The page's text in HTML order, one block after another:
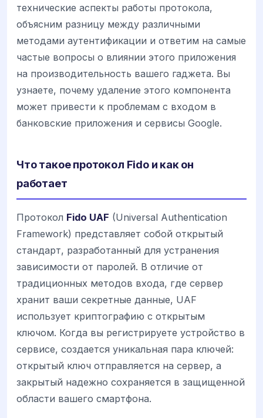
технические аспекты работы протокола,
объясним разницу между различными
методами аутентификации и ответим на самые
частые вопросы о влиянии этого приложения
на производительность вашего гаджета. Вы
узнаете, почему удаление этого компонента
может привести к проблемам с входом в
банковские приложения и сервисы Google.
Что такое протокол Fido и как он
работает
Протокол Fido UAF (Universal Authentication
Framework) представляет собой открытый
стандарт, разработанный для устранения
зависимости от паролей. В отличие от
традиционных методов входа, где сервер
хранит ваши секретные данные, UAF
использует криптографию с открытым
ключом. Когда вы регистрируете устройство в
сервисе, создается уникальная пара ключей:
открытый ключ отправляется на сервер, а
закрытый надежно сохраняется в защищенной
области вашего смартфона.